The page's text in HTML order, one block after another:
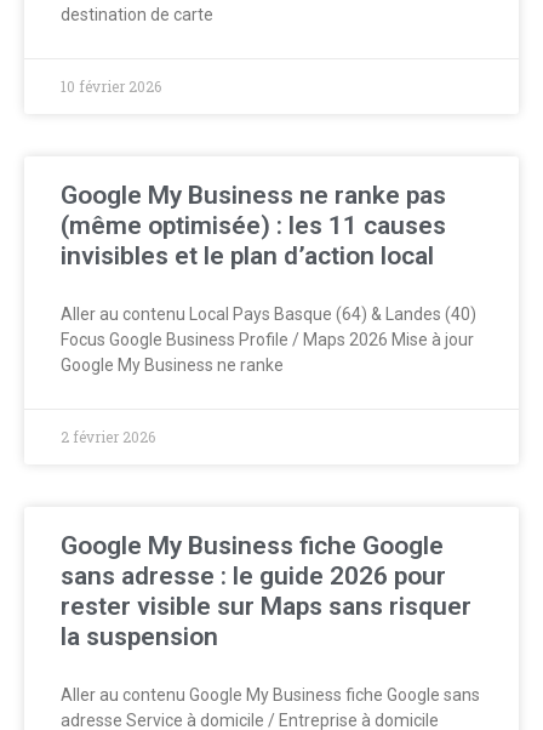
destination de carte
10 février 2026
Google My Business ne ranke pas
(même optimisée) : les 11 causes
invisibles et le plan d’action local
Aller au contenu Local Pays Basque (64) & Landes (40)
Focus Google Business Profile / Maps 2026 Mise à jour
Google My Business ne ranke
2 février 2026
Google My Business fiche Google
sans adresse : le guide 2026 pour
rester visible sur Maps sans risquer
la suspension
Aller au contenu Google My Business fiche Google sans
adresse Service à domicile / Entreprise à domicile